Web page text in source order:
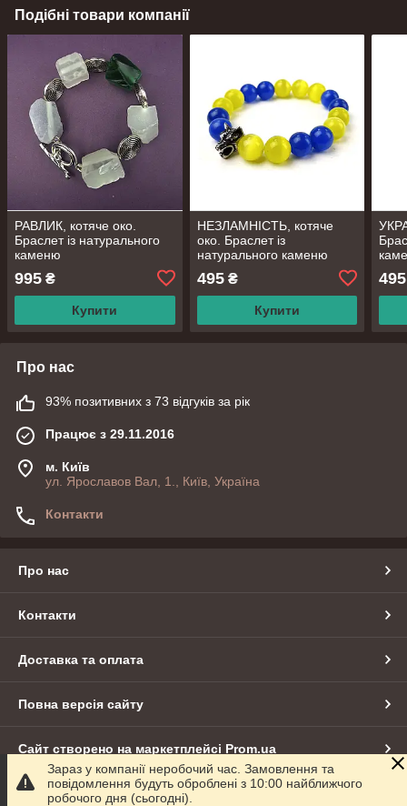
Подібні товари компанії
РАВЛИК, котяче око.
Браслет із натурального
каменю
995 ₴
Купити
НЕЗЛАМНІСТЬ, котяче
око. Браслет із
натурального каменю
495₴
Купити
495
Про нас
93% позитивних з 73 відгуків за рік
Працює з 29.11.2016
м. Київ
ул. Ярославов Вал, 1., Київ, Україна
Контакти
Про нас
Контакти
Доставка та оплата
Повна версія сайту
Сайт створено на маркетплейсі Prom.ua
Політика конфіденційності
Зараз у компанії неробочий час. Замовлення та
повідомлення будуть оброблені з 10:00 найближчого
робочого дня (сьогодні).